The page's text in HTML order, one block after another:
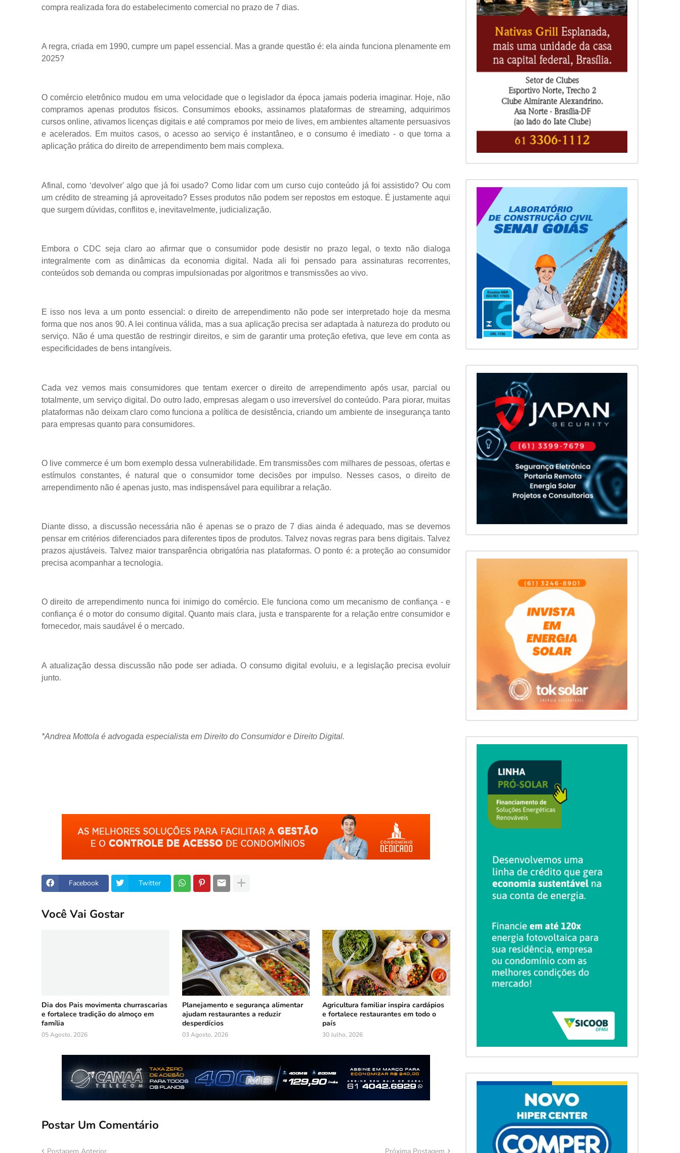
compra realizada fora do estabelecimento comercial no prazo de 7 dias.
A regra, criada em 1990, cumpre um papel essencial. Mas a grande questão é: ela ainda funciona plenamente em
2025?
O comércio eletrônico mudou em uma velocidade que o legislador da época jamais poderia imaginar. Hoje, não
compramos apenas produtos físicos. Consumimos ebooks, assinamos plataformas de streaming, adquirimos
cursos online, ativamos licenças digitais e até compramos por meio de lives, em ambientes altamente persuasivos
e acelerados. Em muitos casos, o acesso ao serviço é instantâneo, e o consumo é imediato - o que torna a
aplicação prática do direito de arrependimento bem mais complexa.
Afinal, como ‘devolver' algo que já foi usado? Como lidar com um curso cujo conteúdo já foi assistido? Ou com
um crédito de streaming já aproveitado? Esses produtos não podem ser repostos em estoque. É justamente aqui
que surgem dúvidas, conflitos e, inevitavelmente, judicialização.
Embora o CDC seja claro ao afirmar que o consumidor pode desistir no prazo legal, o texto não dialoga
integralmente com as dinâmicas da economia digital. Nada ali foi pensado para assinaturas recorrentes,
conteúdos sob demanda ou compras impulsionadas por algoritmos e transmissões ao vivo.
E isso nos leva a um ponto essencial: o direito de arrependimento não pode ser interpretado hoje da mesma
forma que nos anos 90. A lei continua válida, mas a sua aplicação precisa ser adaptada à natureza do produto ou
serviço. Não é uma questão de restringir direitos, e sim de garantir uma proteção efetiva, que leve em conta as
especificidades de bens intangíveis.
Cada vez vemos mais consumidores que tentam exercer o direito de arrependimento após usar, parcial ou
totalmente, um serviço digital. Do outro lado, empresas alegam o uso irreversível do conteúdo. Para piorar, muitas
plataformas não deixam claro como funciona a política de desistência, criando um ambiente de insegurança tanto
para empresas quanto para consumidores.
O live commerce é um bom exemplo dessa vulnerabilidade. Em transmissões com milhares de pessoas, ofertas e
estímulos constantes, é natural que o consumidor tome decisões por impulso. Nesses casos, o direito de
arrependimento não é apenas justo, mas indispensável para equilibrar a relação.
Diante disso, a discussão necessária não é apenas se o prazo de 7 dias ainda é adequado, mas se devemos
pensar em critérios diferenciados para diferentes tipos de produtos. Talvez novas regras para bens digitais. Talvez
prazos ajustáveis. Talvez maior transparência obrigatória nas plataformas. O ponto é: a proteção ao consumidor
precisa acompanhar a tecnologia.
O direito de arrependimento nunca foi inimigo do comércio. Ele funciona como um mecanismo de confiança - e
confiança é o motor do consumo digital. Quanto mais clara, justa e transparente for a relação entre consumidor e
fornecedor, mais saudável é o mercado.
A atualização dessa discussão não pode ser adiada. O consumo digital evoluiu, e a legislação precisa evoluir
junto.
*Andrea Mottola é advogada especialista em Direito do Consumidor e Direito Digital.
Facebook Twitter
Você Vai Gostar
Dia dos Pais movimenta churrascarias
e fortalece tradição do almoço em
família
05 Agosto, 2026
Planejamento e segurança alimentar
ajudam restaurantes a reduzir
desperdícios
03 Agosto, 2026
Agricultura familiar inspira cardápios
e fortalece restaurantes em todo o
país
30 Julho, 2026
Postar Um Comentário